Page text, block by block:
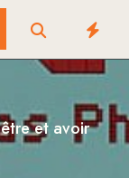
être et avoir